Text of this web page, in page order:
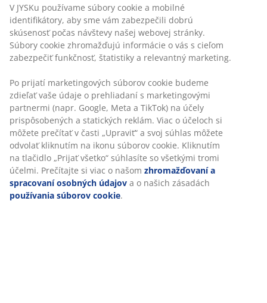
open
open
V JYSKu používame súbory cookie a mobilné
identifikátory, aby sme vám zabezpečili dobrú
skúsenosť počas návštevy našej webovej stránky.
Súbory cookie zhromažďujú informácie o vás s cieľom
zabezpečiť funkčnosť, štatistiky a relevantný marketing.
Po prijatí marketingových súborov cookie budeme
zdieľať vaše údaje o prehliadaní s marketingovými
partnermi (napr. Google, Meta a TikTok) na účely
prispôsobených a statických reklám. Viac o účeloch si
môžete prečítať v časti „Upraviť“ a svoj súhlas môžete
odvolať kliknutím na ikonu súborov cookie. Kliknutím
na tlačidlo „Prijať všetko“ súhlasíte so všetkými tromi
účelmi. Prečítajte si viac o našom zhromažďovaní a
spracovaní osobných údajov a o našich zásadách
používania súborov cookie.